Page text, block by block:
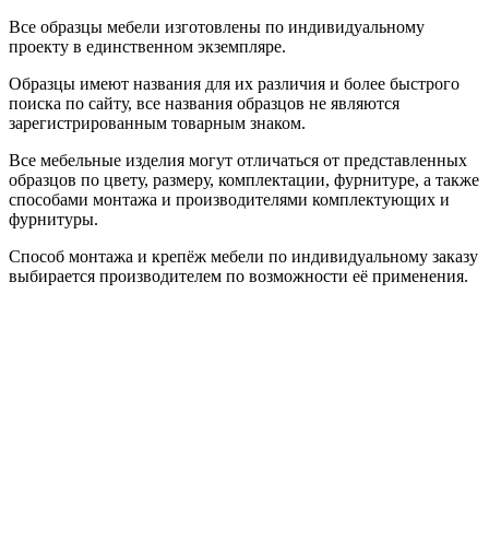
Все образцы мебели изготовлены по индивидуальному
проекту в единственном экземпляре.
Образцы имеют названия для их различия и более быстрого
поиска по сайту, все названия образцов не являются
зарегистрированным товарным знаком.
Все мебельные изделия могут отличаться от представленных
образцов по цвету, размеру, комплектации, фурнитуре, а также
способами монтажа и производителями комплектующих и
фурнитуры.
Способ монтажа и крепёж мебели по индивидуальному заказу
выбирается производителем по возможности её применения.